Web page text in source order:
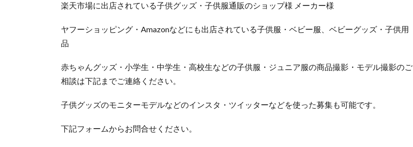
楽天市場に出店されている子供グッズ・子供服通販のショップ様 メーカー様
ヤフーショッピング・Amazonなどにも出店されている子供服・ベビー服、ベビーグッズ・子供用
品
赤ちゃんグッズ・小学生・中学生・高校生などの子供服・ジュニア服の商品撮影・モデル撮影のご
相談は下記までご連絡ください。
子供グッズのモニターモデルなどのインスタ・ツイッターなどを使った募集も可能です。
下記フォームからお問合せください。